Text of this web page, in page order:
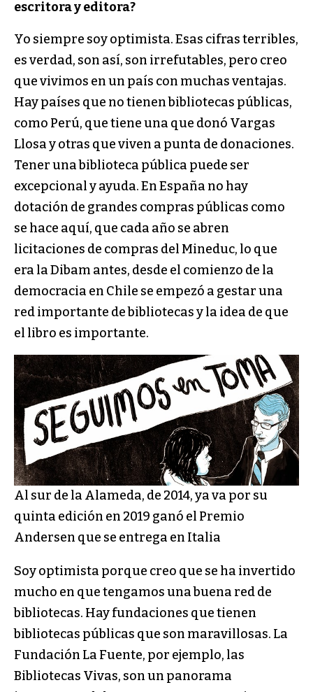
escritora y editora?
Yo siempre soy optimista. Esas cifras terribles,
es verdad, son así, son irrefutables, pero creo
que vivimos en un país con muchas ventajas.
Hay países que no tienen bibliotecas públicas,
como Perú, que tiene una que donó Vargas
Llosa y otras que viven a punta de donaciones.
Tener una biblioteca pública puede ser
excepcional y ayuda. En España no hay
dotación de grandes compras públicas como
se hace aquí, que cada año se abren
licitaciones de compras del Mineduc, lo que
era la Dibam antes, desde el comienzo de la
democracia en Chile se empezó a gestar una
red importante de bibliotecas y la idea de que
el libro es importante.
Al sur de la Alameda, de 2014, ya va por su
quinta edición en 2019 ganó el Premio
Andersen que se entrega en Italia
Soy optimista porque creo que se ha invertido
mucho en que tengamos una buena red de
bibliotecas. Hay fundaciones que tienen
bibliotecas públicas que son maravillosas. La
Fundación La Fuente, por ejemplo, las
Bibliotecas Vivas, son un panorama